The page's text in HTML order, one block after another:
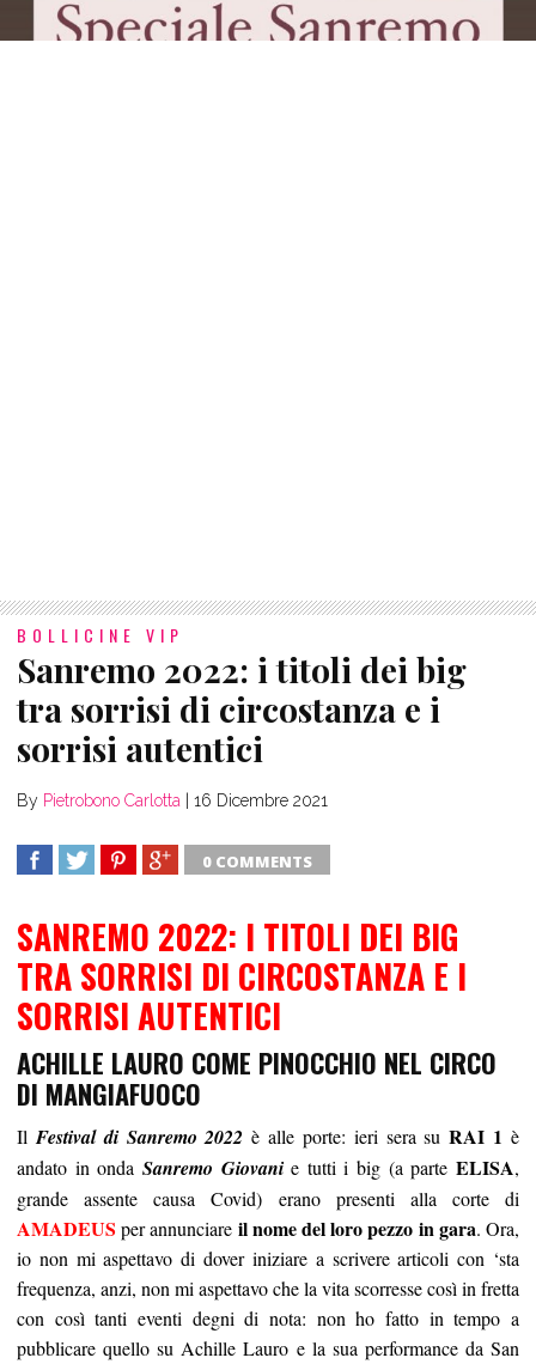
BOLLICINE VIP
Sanremo 2022: i titoli dei big
tra sorrisi di circostanza e i
sorrisi autentici
By Pietrobono Carlotta 16 Dicembre 2021
0 COMMENTS
SANREMO 2022: I TITOLI DEI BIG
TRA SORRISI DI CIRCOSTANZA E I
SORRISI AUTENTICI
ACHILLE LAURO COME PINOCCHIO NEL CIRCO
DI MANGIAFUOCO
IlFestival di Sanremo 2022è alle porte: ieri sera suRAI 1 è
andato in onda Sanremo Giovanie tutti i big (a parteELISA,
grande assente causa Covid) erano presenti alla corte di
AMADEUS per annunciare il nome del loro pezzo in gara. Ora,
io non mi aspettavo di dover iniziare a scrivere articoli con ‘sta
frequenza, anzi, non mi aspettavo che la vita scorresse così in fretta
con così tanti eventi degni di nota: non ho fatto in tempo a
pubblicare quello su Achille Lauro e la sua performance da San